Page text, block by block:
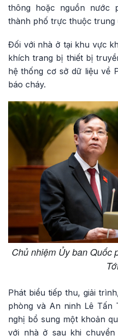
thông hoặc nguồn nước
thành phố trực thuộc trung
Đối với nhà ở tại khu vực
khích trang bị thiết bị
hệ thống cơ sở dữ liệu về
báo cháy.
Chủ nhiệm Ủy ban Quốc
Phát biểu tiếp thu, giải
phòng và An ninh Lê Tấn
nghị bổ sung một khoản
với nhà ở sau khi